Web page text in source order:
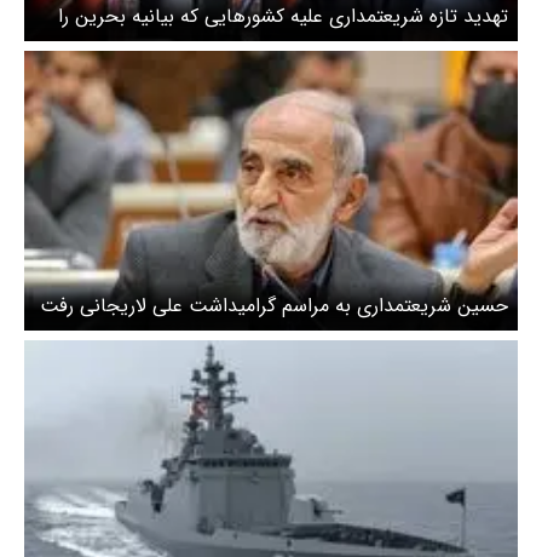
تهدید تازه شریعتمداری علیه کشورهایی که بیانیه بحرین را
امضا کنند
حسین شریعتمداری به مراسم گرامیداشت علی لاریجانی رفت
+ عکس